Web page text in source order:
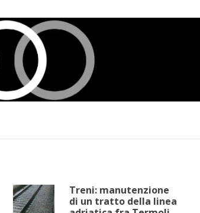
Treni: manutenzione
di un tratto della linea